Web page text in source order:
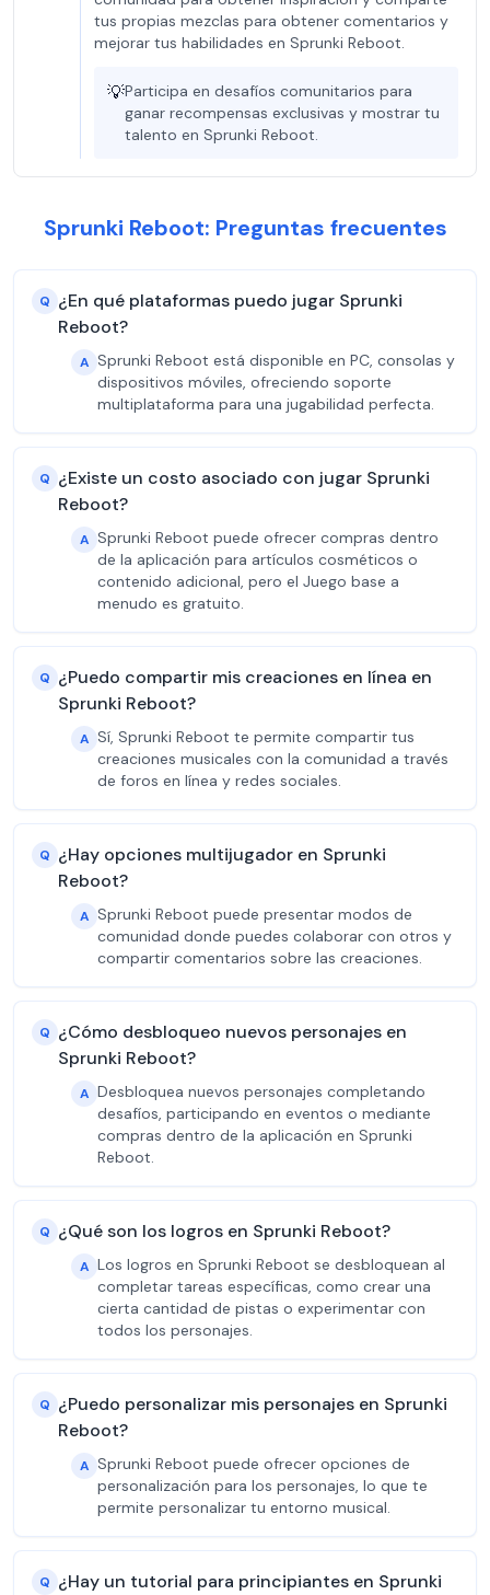
tus propias mezclas para obtener comentarios y
mejorar tus habilidades en Sprunki Reboot.
💡Participa en desafíos comunitarios para
ganar recompensas exclusivas y mostrar tu
talento en Sprunki Reboot.
Sprunki Reboot: Preguntas frecuentes
Q ¿En qué plataformas puedo jugar Sprunki
Reboot?
A Sprunki Reboot está disponible en PC, consolas y
dispositivos móviles, ofreciendo soporte
multiplataforma para una jugabilidad perfecta.
Q ¿Existe un costo asociado con jugar Sprunki
Reboot?
A Sprunki Reboot puede ofrecer compras dentro
de la aplicación para artículos cosméticos o
contenido adicional, pero el Juego base a
menudo es gratuito.
Q ¿Puedo compartir mis creaciones en línea en
Sprunki Reboot?
A Sí, Sprunki Reboot te permite compartir tus
creaciones musicales con la comunidad a través
de foros en línea y redes sociales.
Q ¿Hay opciones multijugador en Sprunki
Reboot?
A Sprunki Reboot puede presentar modos de
comunidad donde puedes colaborar con otros y
compartir comentarios sobre las creaciones.
Q ¿Cómo desbloqueo nuevos personajes en
Sprunki Reboot?
A Desbloquea nuevos personajes completando
desafíos, participando en eventos o mediante
compras dentro de la aplicación en Sprunki
Reboot.
Q ¿Qué son los logros en Sprunki Reboot?
A Los logros en Sprunki Reboot se desbloquean al
completar tareas específicas, como crear una
cierta cantidad de pistas o experimentar con
todos los personajes.
Q ¿Puedo personalizar mis personajes en Sprunki
Reboot?
A Sprunki Reboot puede ofrecer opciones de
personalización para los personajes, lo que te
permite personalizar tu entorno musical.
Q ¿Hay un tutorial para principiantes en Sprunki